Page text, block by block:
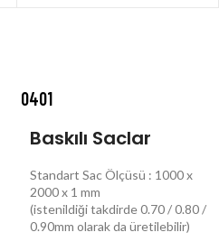
0401
Baskılı Saclar
Standart Sac Ölçüsü : 1000 x
2000 x 1 mm
(istenildiği takdirde 0.70 / 0.80 /
0.90mm olarak da üretilebilir)